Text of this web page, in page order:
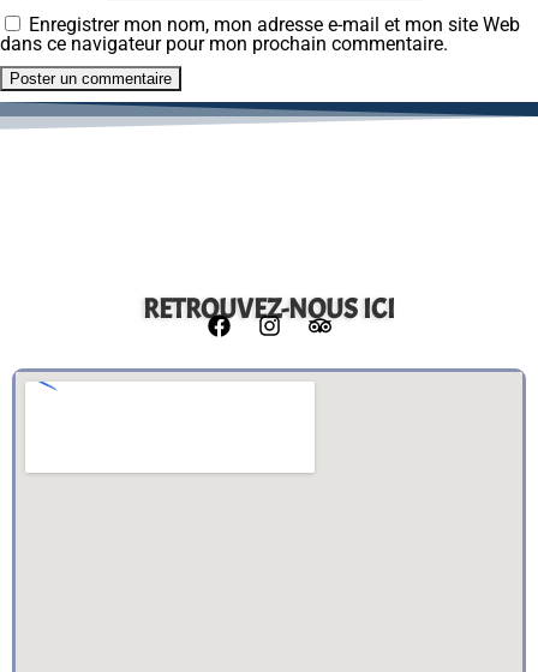
Enregistrer mon nom, mon adresse e-mail et mon site Web
dans ce navigateur pour mon prochain commentaire.
RETROUVEZ-NOUS ICI